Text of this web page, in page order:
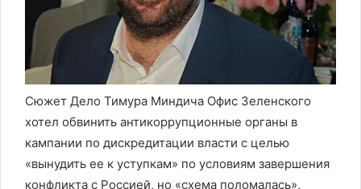
Сюжет Дело Тимура Миндича Офис Зеленского
хотел обвинить антикоррупционные органы в
кампании по дискредитации власти с целью
«вынудить ее к уступкам» по условиям завершения
конфликта с Россией, но «схема поломалась»,